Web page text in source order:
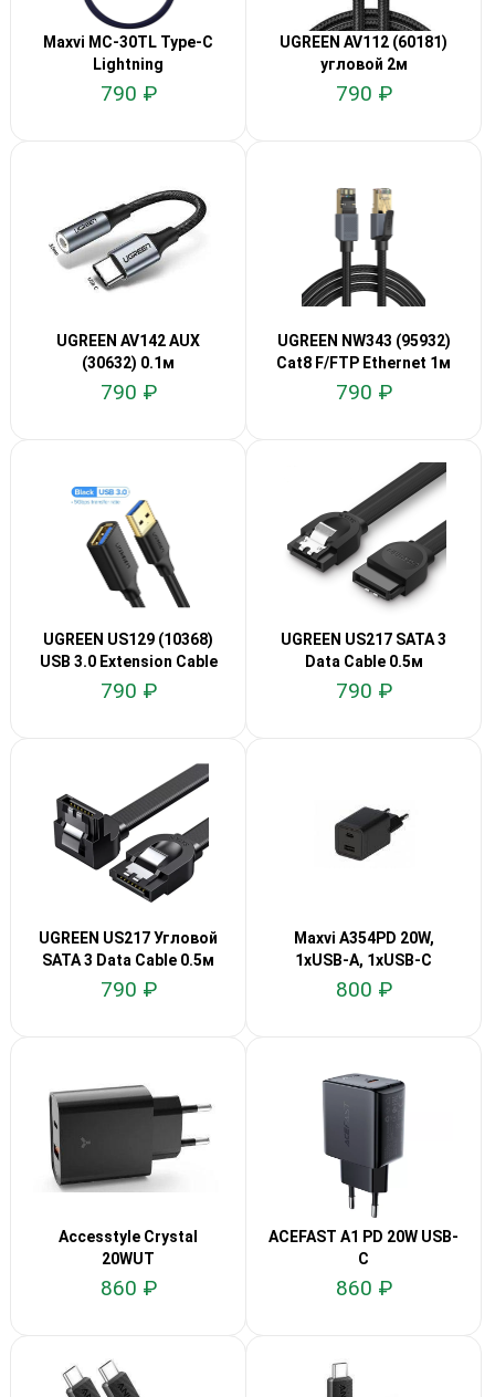
Maxvi MC-30TL Type-C
Lightning
790 ₽
UGREEN AV112 (60181)
угловой 2м
790 ₽
UGREEN AV142 AUX
(30632) 0.1м
790 ₽
UGREEN NW343 (95932)
Cat8 F/FTP Ethernet 1м
790 ₽
UGREEN US129 (10368)
USB 3.0 Extension Cable
1м
790 ₽
UGREEN US217 SATA 3
Data Cable 0.5м
790 ₽
UGREEN US217 Угловой
SATA 3 Data Cable 0.5м
790 ₽
Maxvi A354PD 20W,
1xUSB-A, 1xUSB-C
800 ₽
Accesstyle Crystal
20WUT
860 ₽
ACEFAST A1 PD 20W USB-
C
860 ₽